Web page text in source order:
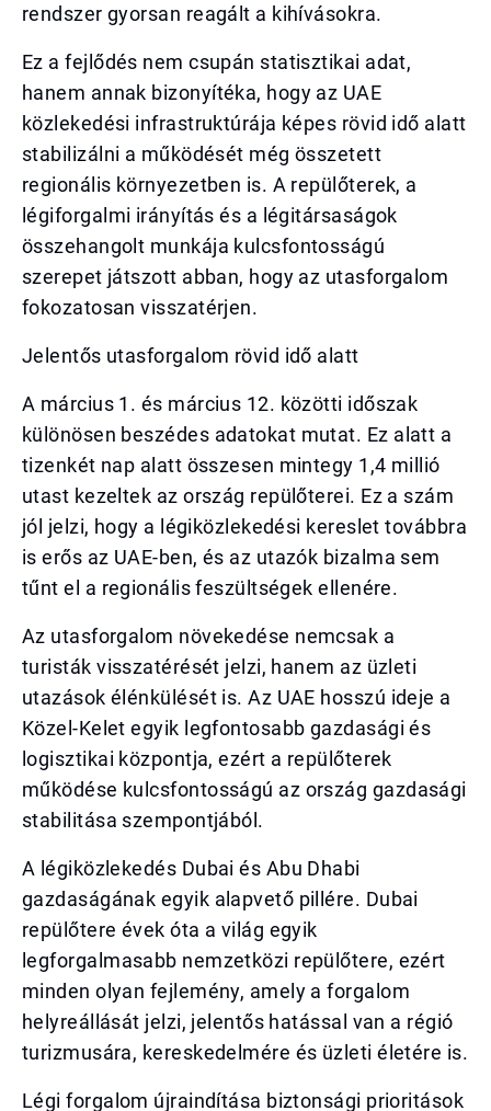
rendszer gyorsan reagált a kihívásokra.
Ez a fejlődés nem csupán statisztikai adat,
hanem annak bizonyítéka, hogy az UAE
közlekedési infrastruktúrája képes rövid idő alatt
stabilizálni a működését még összetett
regionális környezetben is. A repülőterek, a
légiforgalmi irányítás és a légitársaságok
összehangolt munkája kulcsfontosságú
szerepet játszott abban, hogy az utasforgalom
fokozatosan visszatérjen.
Jelentős utasforgalom rövid idő alatt
A március 1. és március 12. közötti időszak
különösen beszédes adatokat mutat. Ez alatt a
tizenkét nap alatt összesen mintegy 1,4 millió
utast kezeltek az ország repülőterei. Ez a szám
jól jelzi, hogy a légiközlekedési kereslet továbbra
is erős az UAE-ben, és az utazók bizalma sem
tűnt el a regionális feszültségek ellenére.
Az utasforgalom növekedése nemcsak a
turisták visszatérését jelzi, hanem az üzleti
utazások élénkülését is. Az UAE hosszú ideje a
Közel-Kelet egyik legfontosabb gazdasági és
logisztikai központja, ezért a repülőterek
működése kulcsfontosságú az ország gazdasági
stabilitása szempontjából.
A légiközlekedés Dubai és Abu Dhabi
gazdaságának egyik alapvető pillére. Dubai
repülőtere évek óta a világ egyik
legforgalmasabb nemzetközi repülőtere, ezért
minden olyan fejlemény, amely a forgalom
helyreállását jelzi, jelentős hatással van a régió
turizmusára, kereskedelmére és üzleti életére is.
Légi forgalom újraindítása biztonsági prioritások